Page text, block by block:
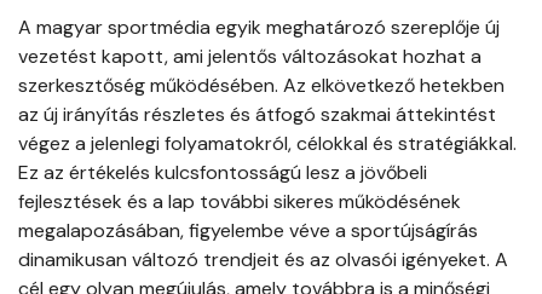
A magyar sportmédia egyik meghatározó szereplője új
vezetést kapott, ami jelentős változásokat hozhat a
szerkesztőség működésében. Az elkövetkező hetekben
az új irányítás részletes és átfogó szakmai áttekintést
végez a jelenlegi folyamatokról, célokkal és stratégiákkal.
Ez az értékelés kulcsfontosságú lesz a jövőbeli
fejlesztések és a lap további sikeres működésének
megalapozásában, figyelembe véve a sportújságírás
dinamikusan változó trendjeit és az olvasói igényeket. A